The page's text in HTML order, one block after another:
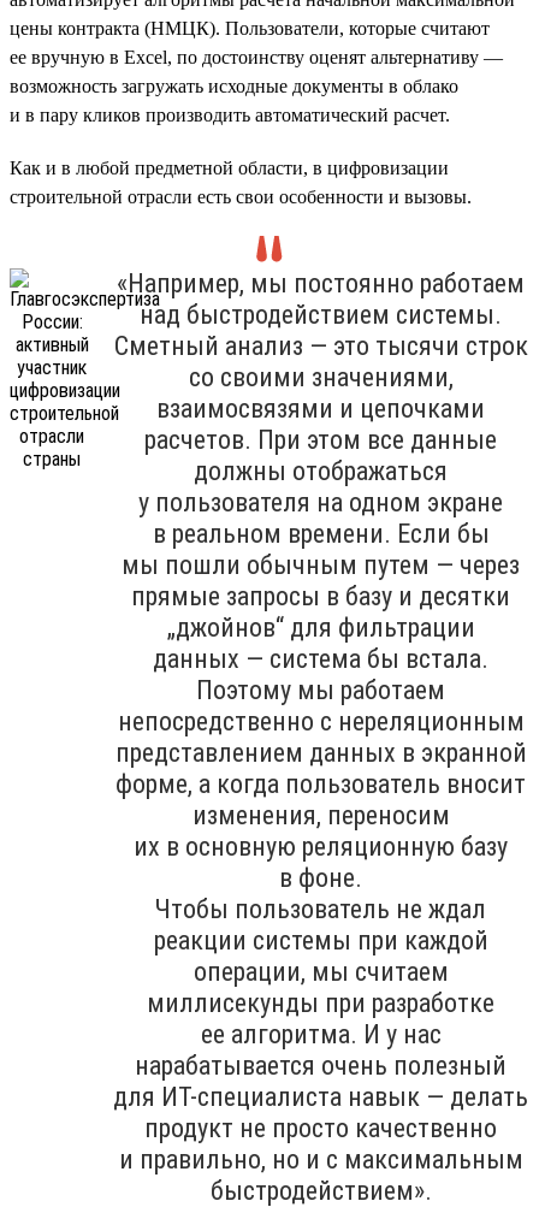
цены контракта (НМЦК). Пользователи, которые считают
ее вручную в Excel, по достоинству оценят альтернативу —
возможность загружать исходные документы в облако
и в пару кликов производить автоматический расчет.
Как и в любой предметной области, в цифровизации
строительной отрасли есть свои особенности и вызовы.
«Например, мы постоянно работаем
над быстродействием системы.
Сметный анализ — это тысячи строк
со своими значениями,
взаимосвязями и цепочками
расчетов. При этом все данные
должны отображаться
у пользователя на одном экране
в реальном времени. Если бы
мы пошли обычным путем — через
прямые запросы в базу и десятки
„джойнов“ для фильтрации
данных — система бы встала.
Поэтому мы работаем
непосредственно с нереляционным
представлением данных в экранной
форме, а когда пользователь вносит
изменения, переносим
их в основную реляционную базу
в фоне.
Чтобы пользователь не ждал
реакции системы при каждой
операции, мы считаем
миллисекунды при разработке
ее алгоритма. И у нас
нарабатывается очень полезный
для ИТ-специалиста навык — делать
продукт не просто качественно
и правильно, но и с максимальным
быстродействием».